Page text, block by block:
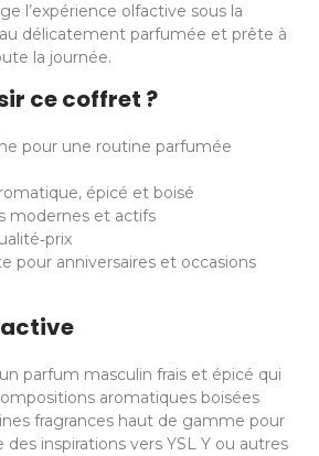
l’expérience olfactive sous la
délicatement parfumée et prête à
la journée.
ce coffret ?
pour une routine parfumée
épicé et boisé
modernes et actifs
pour anniversaires et occasions
parfum masculin frais et épicé qui
aromatiques boisées
fragrances haut de gamme pour
inspirations vers YSL Y ou autres